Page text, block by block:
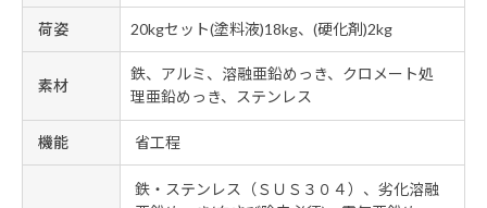
荷姿 20kgセット(塗料液)18kg、(硬化剤)2kg
素材
鉄、アルミ、溶融亜鉛めっき、クロメート処
理亜鉛めっき、ステンレス
機能 省工程
鉄・ステンレス（ＳＵＳ３０４）、劣化溶融